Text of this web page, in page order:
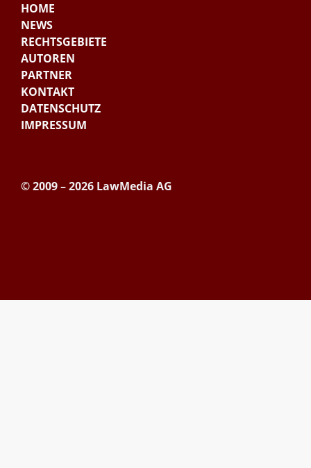
HOME
NEWS
RECHTSGEBIETE
AUTOREN
PARTNER
KONTAKT
DATENSCHUTZ
IMPRESSUM
© 2009 – 2026 LawMedia AG